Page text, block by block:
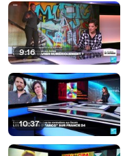
9:16
10:37